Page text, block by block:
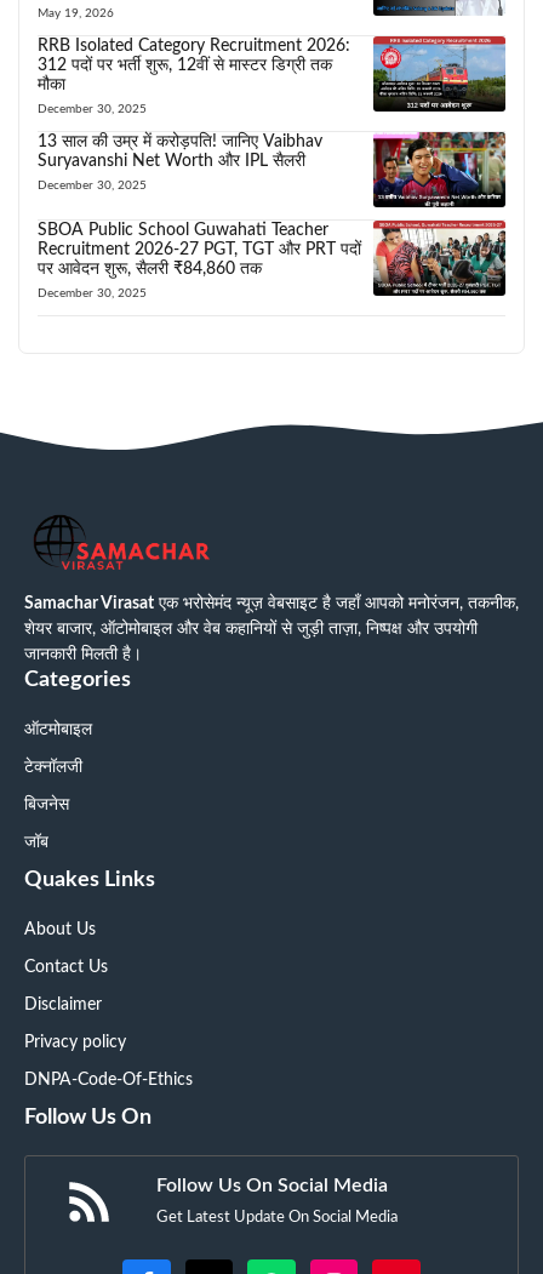
May 19, 2026
RRB Isolated Category Recruitment 2026:
312 पदों पर भर्ती शुरू, 12वीं से मास्टर डिग्री तक
मौका
December 30, 2025
13 साल की उम्र में करोड़पति! जानिए Vaibhav
Suryavanshi Net Worth और IPL सैलरी
December 30, 2025
SBOA Public School Guwahati Teacher
Recruitment 2026-27 PGT, TGT और PRT पदों
पर आवेदन शुरू, सैलरी ₹84,860 तक
December 30, 2025
Samachar Virasat एक भरोसेमंद न्यूज़ वेबसाइट है जहाँ आपको मनोरंजन, तकनीक,
शेयर बाजार, ऑटोमोबाइल और वेब कहानियों से जुड़ी ताज़ा, निष्पक्ष और उपयोगी
जानकारी मिलती है।
Categories
ऑटमोबाइल
टेक्नॉलजी
बिजनेस
जॉब
Quakes Links
About Us
Contact Us
Disclaimer
Privacy policy
DNPA-Code-Of-Ethics
Follow Us On
Follow Us On Social Media
Get Latest Update On Social Media